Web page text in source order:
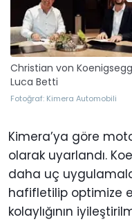
Christian von
Luca Betti
Fotoğraf: Kimera Automobili
Kimera’ya göre
olarak uyarlandı.
daha uç
hafifletilip optimize
kolaylığının